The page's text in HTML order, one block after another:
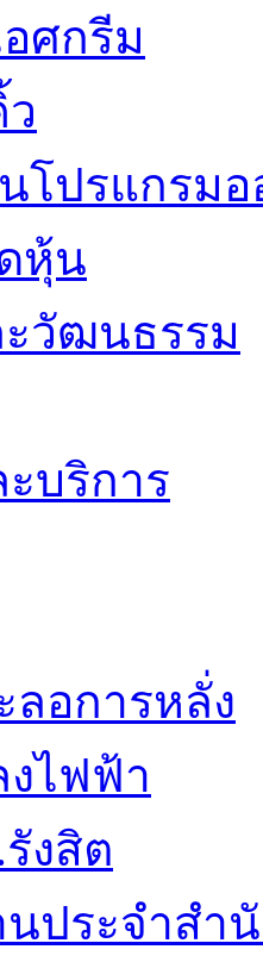
ศกรีม
โปรแกรม
หุ้น
วัฒนธรรม
บริการ
ลอการหลั่ง
ไฟฟ้า
งสิต
ประจำสำ